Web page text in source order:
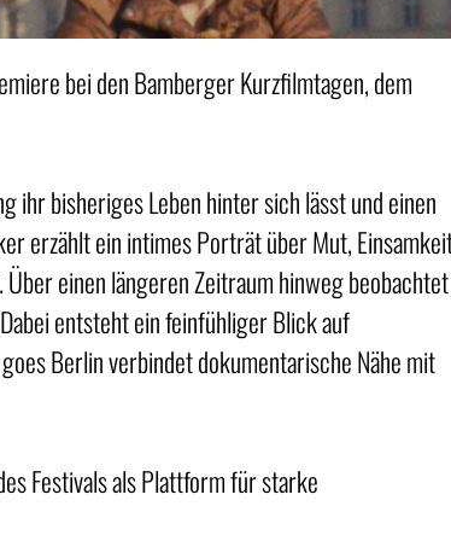
bei den Bamberger Kurzfilmtagen, dem
ihr bisheriges Leben hinter sich lässt und einen
erzählt ein intimes Porträt über Mut,
einen längeren Zeitraum hinweg beobachtet
entsteht ein feinfühliger Blick auf
Berlin verbindet dokumentarische Nähe mit
Festivals als Plattform für starke